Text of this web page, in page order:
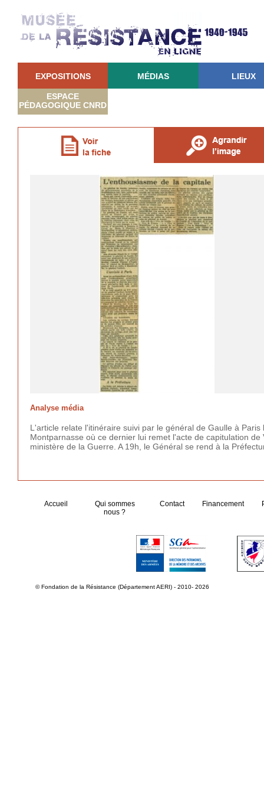
EXPOSITIONS MÉDIAS LIEUX
ESPACE
PÉDAGOGIQUE CNRD
Analyse média
L'article relate l'itinéraire suivi par le général de Gaulle à
Montparnasse où ce dernier lui remet l'acte de capitulation
ministère de la Guerre. A 19h, le Général se rend à la
Accueil
Qui sommes
nous ?
Contact Financement
© Fondation de la Résistance (Département AERI) - 2010- 2026